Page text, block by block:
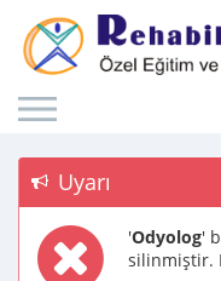
Uyarı
'Odyolog'
silinmiştir.